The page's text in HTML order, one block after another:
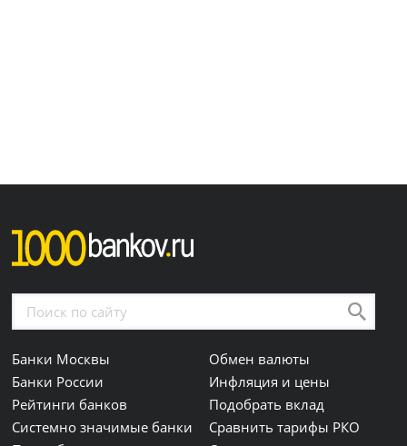
Банки Москвы
Банки России
Рейтинги банков
Системно значимые банки
Обмен валюты
Инфляция и цены
Подобрать вклад
Сравнить тарифы РКО